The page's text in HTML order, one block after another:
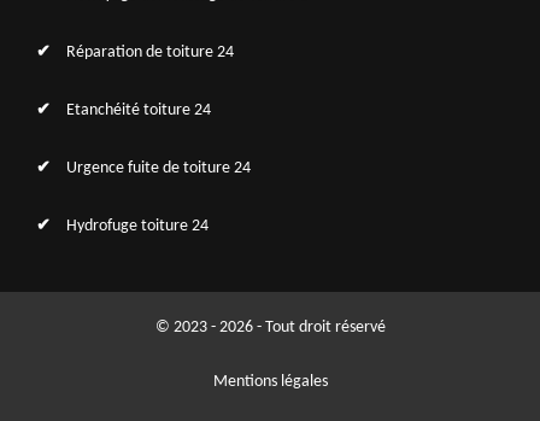
Réparation de toiture 24
Etanchéité toiture 24
Urgence fuite de toiture 24
Hydrofuge toiture 24
© 2023 - 2026 - Tout droit réservé
Mentions légales